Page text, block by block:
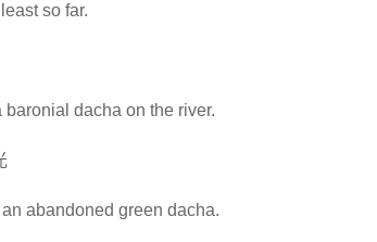
so far.
dacha on the river.
abandoned green dacha.